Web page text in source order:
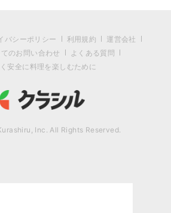
バシーポリシー 利用規約
運営会社
のお問い合わせ
よくある質問
安全に料理を楽しむために
Inc. All Rights Reserved.